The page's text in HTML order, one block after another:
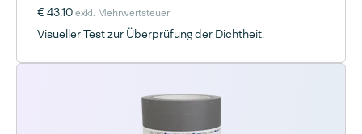
€ 43,10exkl. Mehrwertsteuer
Visueller Test zur Überprüfung der Dichtheit.